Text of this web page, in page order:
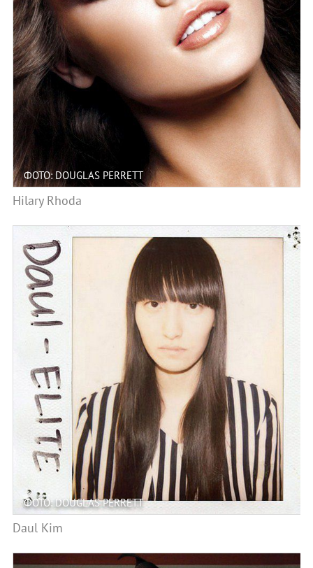
ФОТО: DOUGLAS PERRETT
Hilary Rhoda
ФОТО: DOUGLAS PERRETT
Daul Kim